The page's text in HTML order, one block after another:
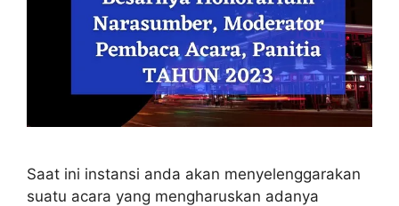
Saat ini instansi anda akan menyelenggarakan
suatu acara yang mengharuskan adanya